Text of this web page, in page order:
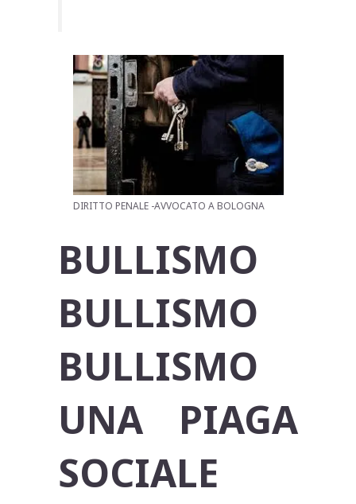
DIRITTO PENALE -AVVOCATO A BOLOGNA
BULLISMO
BULLISMO
BULLISMO
UNA PIAGA
SOCIALE